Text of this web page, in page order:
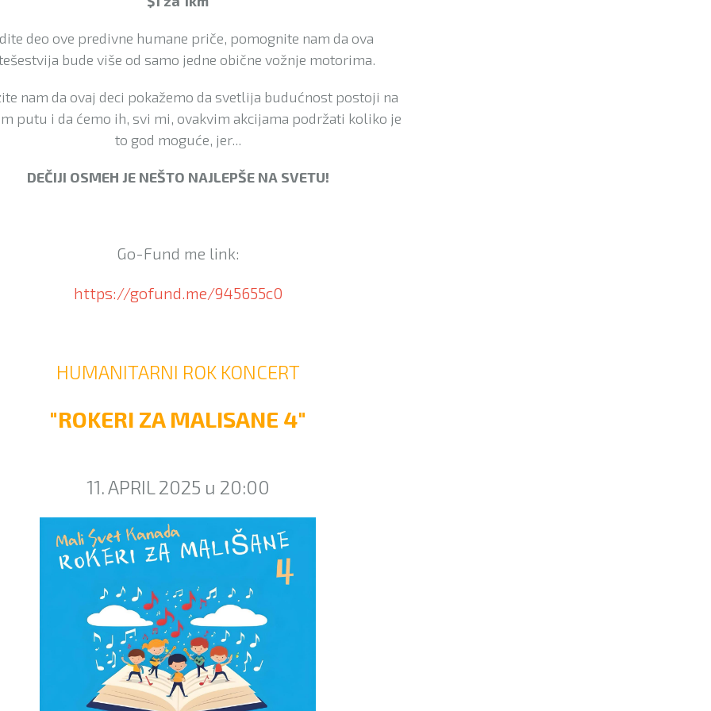
deo ove predivne humane priče, pomognite nam da ova
bude više od samo jedne obične vožnje motorima.
nam da ovaj deci pokažemo da svetlija budućnost postoji na
putu i da ćemo ih, svi mi, ovakvim akcijama podržati koliko je
to god moguće, jer...
DEČIJI OSMEH JE NEŠTO NAJLEPŠE NA SVETU!
Go-Fund me link:
https://gofund.me/945655c0
HUMANITARNI ROK KONCERT
"ROKERI ZA MALISANE 4"
11. APRIL 2025 u 20:00